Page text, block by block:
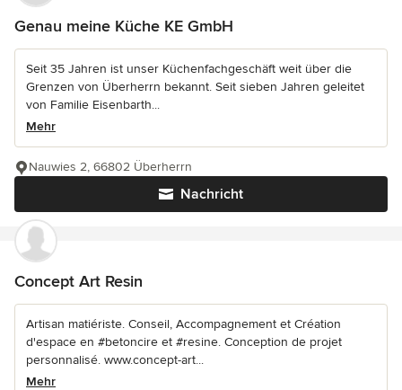
Genau meine Küche KE GmbH
Seit 35 Jahren ist unser Küchenfachgeschäft weit über die
Grenzen von Überherrn bekannt. Seit sieben Jahren geleitet
von Familie Eisenbarth...
Mehr
Nachricht
Nauwies 2, 66802 Überherrn
Concept Art Resin
Artisan matiériste. Conseil, Accompagnement et Création
d'espace en #betoncire et #resine. Conception de projet
personnalisé. www.concept-art...
Mehr